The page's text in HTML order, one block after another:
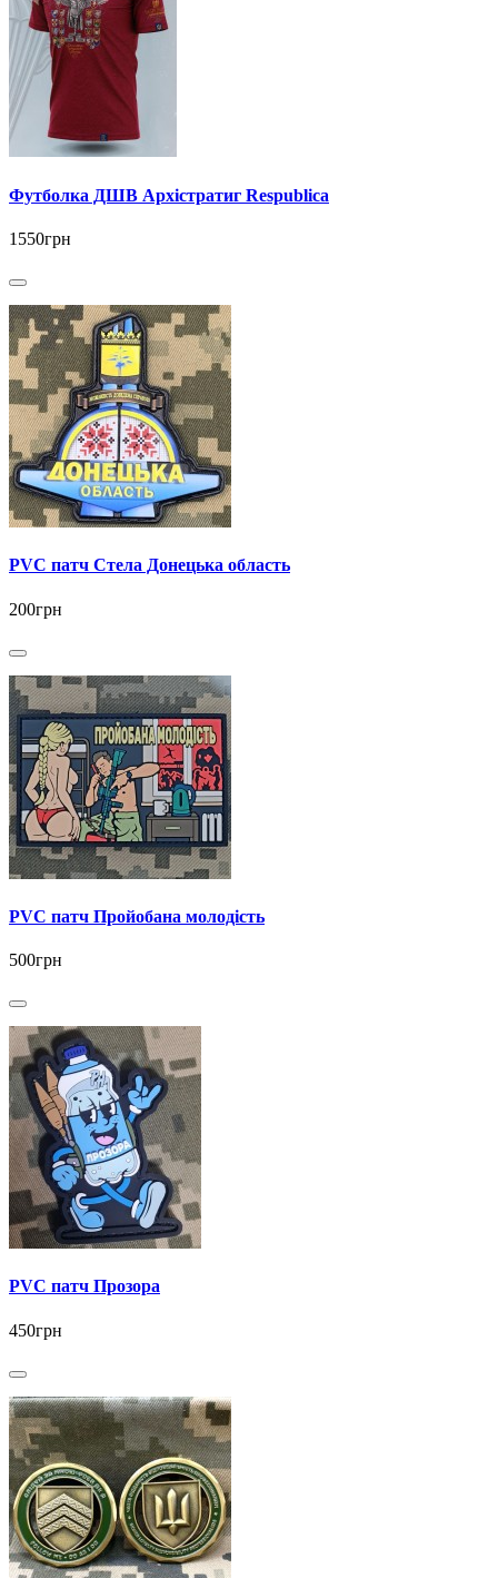
Футболка ДШВ Архістратиг Respublica
1550грн
PVC патч Стела Донецька область
200грн
PVC патч Пройобана молодість
500грн
PVC патч Прозора
450грн